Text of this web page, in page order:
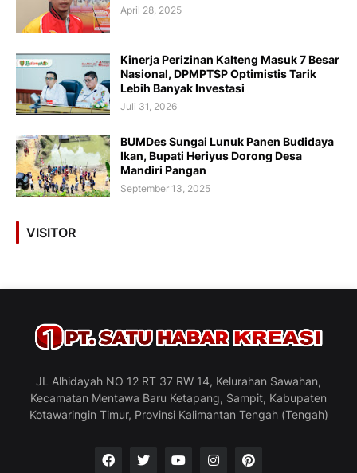
April 28, 2025
Kinerja Perizinan Kalteng Masuk 7 Besar
Nasional, DPMPTSP Optimistis Tarik
Lebih Banyak Investasi
Juli 31, 2026
BUMDes Sungai Lunuk Panen Budidaya
Ikan, Bupati Heriyus Dorong Desa
Mandiri Pangan
September 13, 2025
VISITOR
JL Alhidayah NO 12 RT 37 RW 14, Kelurahan Sawahan,
Kecamatan Mentawa Baru Ketapang, Sampit, Kabupaten
Kotawaringin Timur, Provinsi Kalimantan Tengah (Tengah)